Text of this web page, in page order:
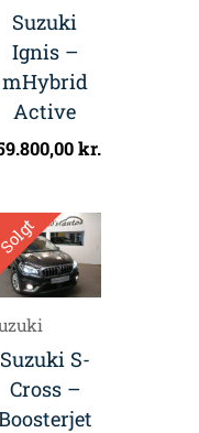
Suzuki
Ignis –
mHybrid
Active
kr.
Solgt
Suzuki S-
Cross –